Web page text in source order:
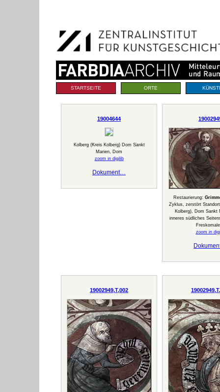
Navigation
Sektionen
STARTSEITE ORTE
19004644
Kolberg (Kreis Kolberg) Dom Sankt
Marien, Dom
zoom in digilib
Dokument…
Restaurierung:
Zyklus, zerstört
Kolberg), Dom Sankt
inneres südliches
zoom in
19002949,T,002